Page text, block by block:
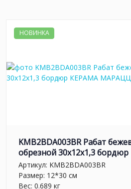
НОВИНКА
KMB2BDA003BR Рабат
обрезной 30x12x1,3 бордюр
Артикул: KMB2BDA003BR
Размер: 12*30 см
Вес: 0.689 кг